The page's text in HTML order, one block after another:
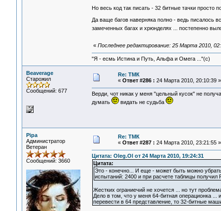
Но весь код так писать - 32 битные тачки просто
Да ваще багов наверняка полно - ведь писалось
замеченных багах и хрюнделях ... постепенно
« Последнее редактирование: 25 Марта 2010,
"Я - есмь Истина и Путь, Альфа и Омега ..."(с)
Beaverage
Старожил
Сообщений: 677
Re: ТМК
« Ответ #286 : 24 Марта 2010, 20:10:39 »
Верди, чот никак у меня "цельный кусок" не
думать
видать не судьба
Pipa
Администратор
Ветеран
Сообщений: 3660
Re: ТМК
« Ответ #287 : 24 Марта 2010, 23:21:55 »
Цитата: Oleg.Ol от 24 Марта 2010, 19:24:31
Цитата:
Это - конечно... И еще - может быть можно
испытаний: 2400 и при расчете таблицы получил
Жестких ограниечий не хочется ... но тут
Дело в том, что у меня 64-битная операционка
перевести в 64 представление, то 32-битные